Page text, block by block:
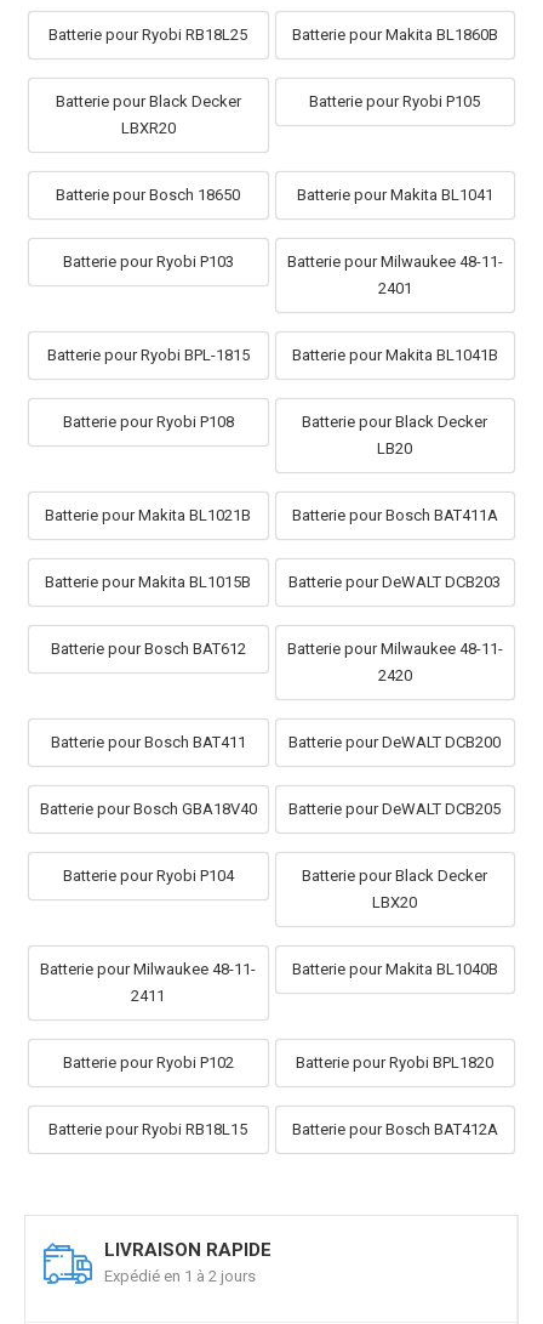
Batterie pour Ryobi RB18L25 Batterie pour Makita BL1860B
Batterie pour Black Decker
LBXR20
Batterie pour Ryobi P105
Batterie pour Bosch 18650 Batterie pour Makita BL1041
Batterie pour Ryobi P103
Batterie pour Milwaukee 48-11-
2401
Batterie pour Ryobi BPL-1815 Batterie pour Makita BL1041B
Batterie pour Ryobi P108
Batterie pour Black Decker
LB20
Batterie pour Makita BL1021B Batterie pour Bosch BAT411A
Batterie pour Makita BL1015B Batterie pour DeWALT DCB203
Batterie pour Bosch BAT612
Batterie pour Milwaukee 48-11-
2420
Batterie pour Bosch BAT411 Batterie pour DeWALT DCB200
Batterie pour Bosch GBA18V40 Batterie pour DeWALT DCB205
Batterie pour Ryobi P104
Batterie pour Black Decker
LBX20
Batterie pour Milwaukee 48-11-
2411
Batterie pour Makita BL1040B
Batterie pour Ryobi P102 Batterie pour Ryobi BPL1820
Batterie pour Ryobi RB18L15 Batterie pour Bosch BAT412A
LIVRAISON RAPIDE
Expédié en 1 à 2 jours